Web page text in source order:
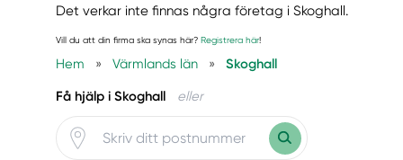
Det verkar inte finnas några företag i Skoghall.
Vill du att din firma ska synas här? Registrera här!
Hem » Värmlands län » Skoghall
Få hjälp i Skoghall eller